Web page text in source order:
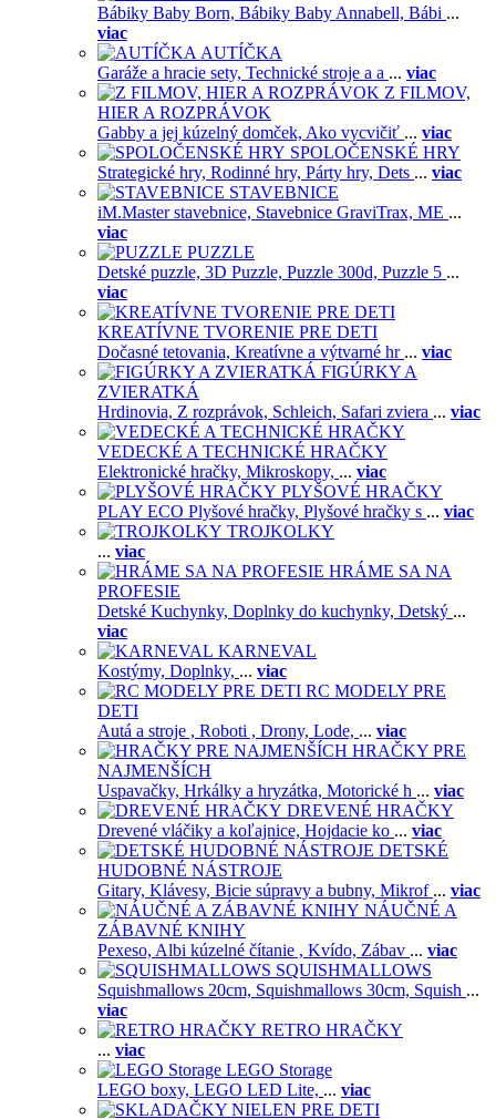
Bábiky Baby Born, Bábiky Baby Annabell, Bábi ...
viac
AUTÍČKA
Garáže a hracie sety, Technické stroje a a ... viac
Z FILMOV,
HIER A ROZPRÁVOK
Gabby a jej kúzelný domček, Ako vycvičiť ... viac
SPOLOČENSKÉ HRY
Strategické hry, Rodinné hry, Párty hry, Dets ... viac
STAVEBNICE
iM.Master stavebnice, Stavebnice GraviTrax, ME ...
viac
PUZZLE
Detské puzzle, 3D Puzzle, Puzzle 300d, Puzzle 5 ...
viac
KREATÍVNE TVORENIE PRE DETI
Dočasné tetovania, Kreatívne a výtvarné hr ... viac
FIGÚRKY A
ZVIERATKÁ
Hrdinovia, Z rozprávok, Schleich, Safari zviera ... viac
VEDECKÉ A TECHNICKÉ HRAČKY
Elektronické hračky, Mikroskopy, ... viac
PLYŠOVÉ HRAČKY
PLAY ECO Plyšové hračky, Plyšové hračky s ... viac
TROJKOLKY
... viac
HRÁME SA NA
PROFESIE
Detské Kuchynky, Doplnky do kuchynky, Detský ...
viac
KARNEVAL
Kostýmy, Doplnky, ... viac
RC MODELY PRE
DETI
Autá a stroje , Roboti , Drony, Lode, ... viac
HRAČKY PRE
NAJMENŠÍCH
Uspavačky, Hrkálky a hryzátka, Motorické h ... viac
DREVENÉ HRAČKY
Drevené vláčiky a koľajnice, Hojdacie ko ... viac
DETSKÉ
HUDOBNÉ NÁSTROJE
Gitary, Klávesy, Bicie súpravy a bubny, Mikrof ... viac
NÁUČNÉ A
ZÁBAVNÉ KNIHY
Pexeso, Albi kúzelné čítanie , Kvído, Zábav ... viac
SQUISHMALLOWS
Squishmallows 20cm, Squishmallows 30cm, Squish ...
viac
RETRO HRAČKY
... viac
LEGO Storage
LEGO boxy, LEGO LED Lite, ... viac